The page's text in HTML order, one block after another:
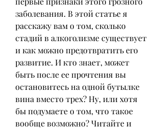
заболевания. В этой статье я
расскажу вам о том, сколько
стадий в алкоголизме существует
и как можно предотвратить его
развитие. И кто знает, может
быть после ее прочтения вы
остановитесь на одной бутылке
вина вместо трех? Ну, или хотя
бы подумаете о том, что такое
вообще возможно? Читайте и